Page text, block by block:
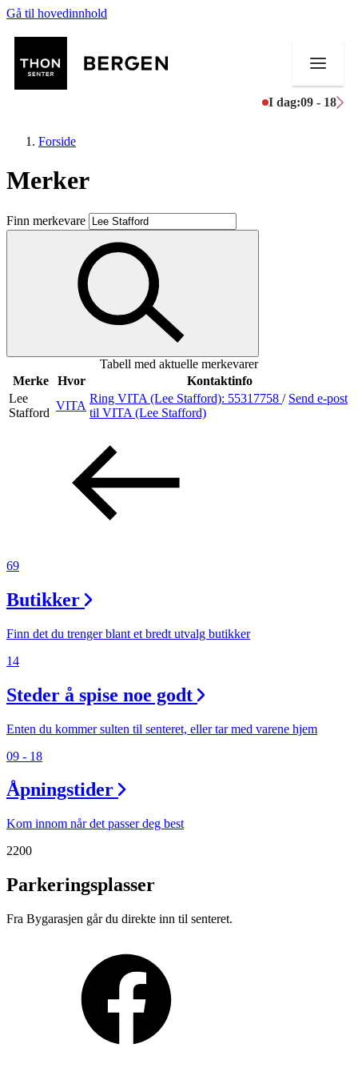
Gå til hovedinnhold
I dag:09 - 18
Butikker
Mat og drikke
Aktiviteter
Inspirasjon
Åpningstider
Magasin
Gavekort
Forside
Merker
Finn merkevare
Tabell med aktuelle merkevarer
Merke
Hvor
Kontaktinfo
Lee
Stafford
VITA
Ring VITA (Lee Stafford): 55317758 / Send e-post
til VITA (Lee Stafford)
69
Butikker
Finn det du trenger blant et bredt utvalg butikker
14
Steder å spise noe godt
Enten du kommer sulten til senteret, eller tar med varene hjem
09 - 18
Åpningstider
Kom innom når det passer deg best
2200
Parkeringsplasser
Fra Bygarasjen går du direkte inn til senteret.